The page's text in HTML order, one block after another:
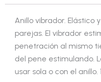
Anillo vibrador.
parejas. El vibrador
penetración al mismo
del pene estimulando.
usar sola o con el anillo.